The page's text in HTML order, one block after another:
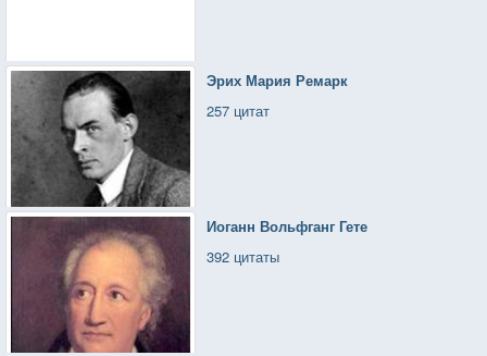
Эрих Мария Ремарк
257 цитат
Иоганн Вольфганг Гете
392 цитаты